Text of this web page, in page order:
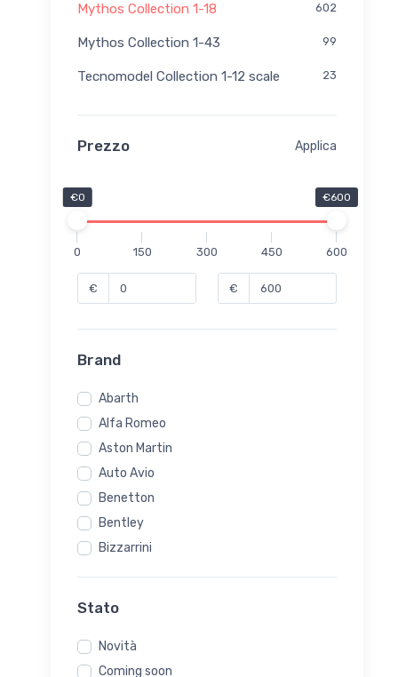
Mythos Collection 1-18 602
Mythos Collection 1-43 99
Tecnomodel Collection 1-12 scale 23
Prezzo Applica
€0 €600
0 150 300 450 600
€ €
Brand
Abarth
Alfa Romeo
Aston Martin
Auto Avio
Benetton
Bentley
Bizzarrini
DeTomaso
Ensign
Stato
Novità
Coming soon